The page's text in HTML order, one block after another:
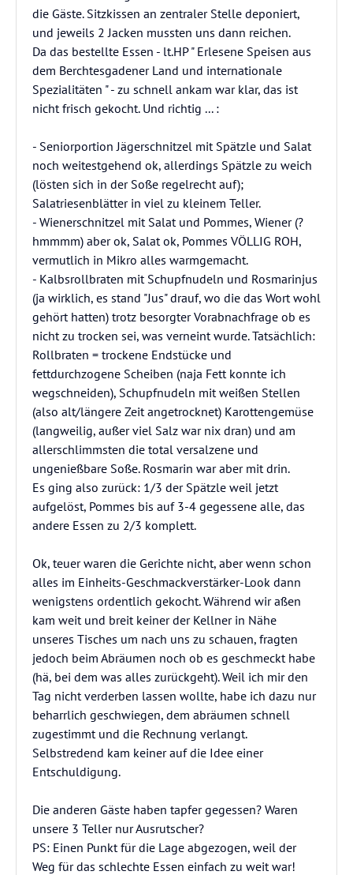
die Gäste. Sitzkissen an zentraler Stelle deponiert,
und jeweils 2 Jacken mussten uns dann reichen.
Da das bestellte Essen - lt.HP " Erlesene Speisen aus
dem Berchtesgadener Land und internationale
Spezialitäten " - zu schnell ankam war klar, das ist
nicht frisch gekocht. Und richtig ... :
- Seniorportion Jägerschnitzel mit Spätzle und Salat
noch weitestgehend ok, allerdings Spätzle zu weich
(lösten sich in der Soße regelrecht auf);
Salatriesenblätter in viel zu kleinem Teller.
- Wienerschnitzel mit Salat und Pommes, Wiener (?
hmmmm) aber ok, Salat ok, Pommes VÖLLIG ROH,
vermutlich in Mikro alles warmgemacht.
- Kalbsrollbraten mit Schupfnudeln und Rosmarinjus
(ja wirklich, es stand "Jus" drauf, wo die das Wort wohl
gehört hatten) trotz besorgter Vorabnachfrage ob es
nicht zu trocken sei, was verneint wurde. Tatsächlich:
Rollbraten = trockene Endstücke und
fettdurchzogene Scheiben (naja Fett konnte ich
wegschneiden), Schupfnudeln mit weißen Stellen
(also alt/längere Zeit angetrocknet) Karottengemüse
(langweilig, außer viel Salz war nix dran) und am
allerschlimmsten die total versalzene und
ungenießbare Soße. Rosmarin war aber mit drin.
Es ging also zurück: 1/3 der Spätzle weil jetzt
aufgelöst, Pommes bis auf 3-4 gegessene alle, das
andere Essen zu 2/3 komplett.
Ok, teuer waren die Gerichte nicht, aber wenn schon
alles im Einheits-Geschmackverstärker-Look dann
wenigstens ordentlich gekocht. Während wir aßen
kam weit und breit keiner der Kellner in Nähe
unseres Tisches um nach uns zu schauen, fragten
jedoch beim Abräumen noch ob es geschmeckt habe
(hä, bei dem was alles zurückgeht). Weil ich mir den
Tag nicht verderben lassen wollte, habe ich dazu nur
beharrlich geschwiegen, dem abräumen schnell
zugestimmt und die Rechnung verlangt.
Selbstredend kam keiner auf die Idee einer
Entschuldigung.
Die anderen Gäste haben tapfer gegessen? Waren
unsere 3 Teller nur Ausrutscher?
PS: Einen Punkt für die Lage abgezogen, weil der
Weg für das schlechte Essen einfach zu weit war!